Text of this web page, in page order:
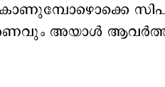
കാണുമ്പോഴൊക്കെ
അയാൾ